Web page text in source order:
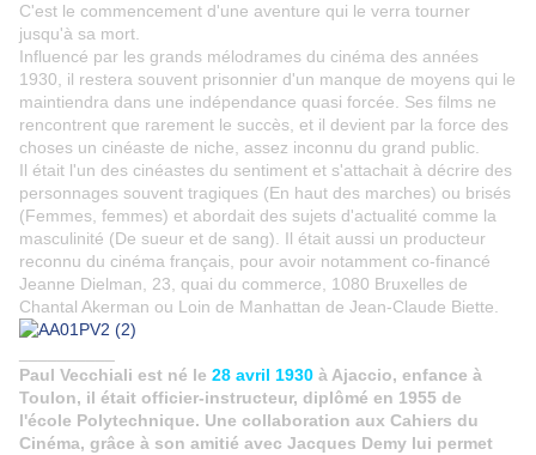
C'est le commencement d'une aventure qui le verra tourner
jusqu'à sa mort.
Influencé par les grands mélodrames du cinéma des années
1930, il restera souvent prisonnier d'un manque de moyens qui le
maintiendra dans une indépendance quasi forcée. Ses films ne
rencontrent que rarement le succès, et il devient par la force des
choses un cinéaste de niche, assez inconnu du grand public.
Il était l'un des cinéastes du sentiment et s'attachait à décrire des
personnages souvent tragiques (En haut des marches) ou brisés
(Femmes, femmes) et abordait des sujets d'actualité comme la
masculinité (De sueur et de sang). Il était aussi un producteur
reconnu du cinéma français, pour avoir notamment co-financé
Jeanne Dielman, 23, quai du commerce, 1080 Bruxelles de
Chantal Akerman ou Loin de Manhattan de Jean-Claude Biette.
Paul Vecchiali est né le 28 avril 1930 à Ajaccio, enfance à
Toulon, il était officier-instructeur, diplômé en 1955 de
l'école Polytechnique. Une collaboration aux Cahiers du
Cinéma, grâce à son amitié avec Jacques Demy lui permet